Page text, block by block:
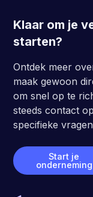
Klaar om je
starten?
Ontdek meer
maak gewoon
om snel op te
steeds contact
specifieke
Start je
onderneming